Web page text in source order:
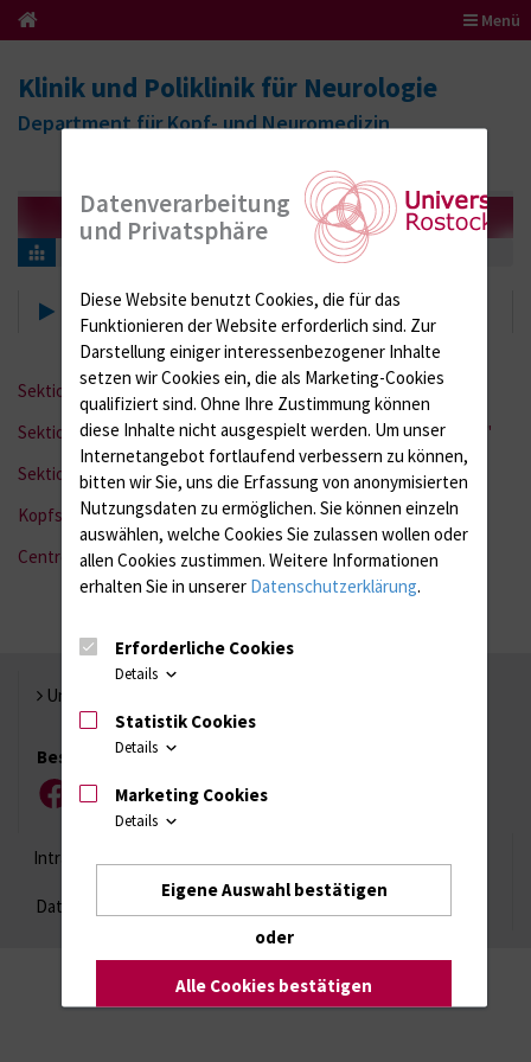
Menü
Klinik und Poliklinik für Neurologie
Department für Kopf- und Neuromedizin
Sektionen & Zentren
Sektionen und Zentren
Sektion für Geriatrie
Sektion für Translationale Neurodegeneration "Albrecht Kossel"
Sektion für Neuroimmunologie
Kopfschmerzzentrum Nord-Ost
Centre for Transdisciplinary Neurosciences
Universität Rostock
Besuchen Sie uns
FacebookInstagramYouTubeLinkedIn
Xing
Intranet
Datenschutzhinweise
Datenverarbeitung
und Privatsphäre
Diese Website benutzt Cookies, die für das
Funktionieren der Website erforderlich sind. Zur
Darstellung einiger interessenbezogener Inhalte
setzen wir Cookies ein, die als Marketing-Cookies
qualifiziert sind. Ohne Ihre Zustimmung können
diese Inhalte nicht ausgespielt werden. Um unser
Internetangebot fortlaufend verbessern zu können,
bitten wir Sie, uns die Erfassung von anonymisierten
Nutzungsdaten zu ermöglichen. Sie können einzeln
auswählen, welche Cookies Sie zulassen wollen oder
allen Cookies zustimmen. Weitere Informationen
erhalten Sie in unserer Datenschutzerklärung.
Erforderliche Cookies
Details
Statistik Cookies
Details
Marketing Cookies
Details
Eigene Auswahl bestätigen
oder
Alle Cookies bestätigen